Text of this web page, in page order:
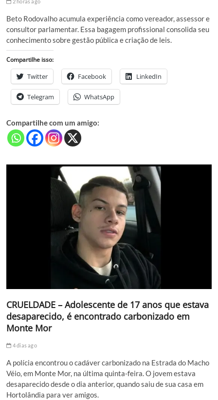
Beto Rodovalho acumula experiência como vereador, assessor e
consultor parlamentar. Essa bagagem profissional consolida seu
conhecimento sobre gestão pública e criação de leis.
Compartilhe isso:
Twitter Facebook LinkedIn
Telegram WhatsApp
Compartilhe com um amigo:
CRUELDADE – Adolescente de 17 anos que estava
desaparecido, é encontrado carbonizado em
Monte Mor
4 dias ago
A polícia encontrou o cadáver carbonizado na Estrada do Macho
Véio, em Monte Mor, na última quinta-feira. O jovem estava
desaparecido desde o dia anterior, quando saiu de sua casa em
Hortolândia para ver amigos.